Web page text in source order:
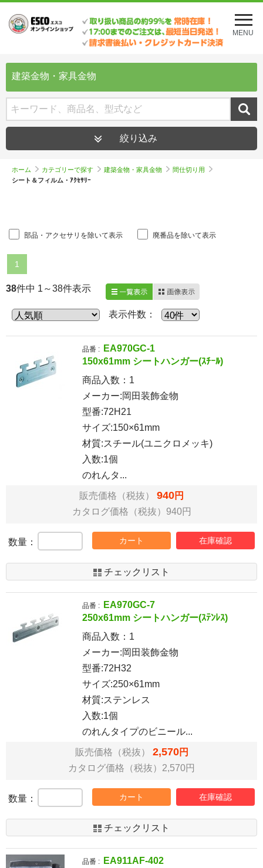
メ
ニ
ュ
を
MENU
建築金物・家具金物
絞り込み
ホーム カテゴリーで探す 建築金物・家具金物
間仕切り用
シート＆フィルム・ｱｸｾｻﾘｰ
部品・アクセサリを除いて表示 廃番品を除いて表示
1
38件中 1～38件表示 一覧表示
表示件数：
品番 :
EA970GC-1
150x61mm シートハンガー(ｽﾁｰﾙ)
商品入数： 1
メーカー:岡田装飾金物
型番:72H21
サイズ:150×61mm
材質:スチール(ユニクロメッキ)
入数:1個
のれんタ...
販売価格（税抜） 940円
カタログ価格（税抜）940円
数量： カート 在庫確認
チェックリスト
品番 :
EA970GC-7
250x61mm シートハンガー(ｽﾃﾝﾚｽ)
商品入数： 1
メーカー:岡田装飾金物
型番:72H32
サイズ:250×61mm
材質:ステンレス
入数:1個
のれんタイプのビニール...
販売価格（税抜） 2,570円
カタログ価格（税抜）2,570円
数量： カート 在庫確認
チェックリスト
品番 :
EA911AF-402